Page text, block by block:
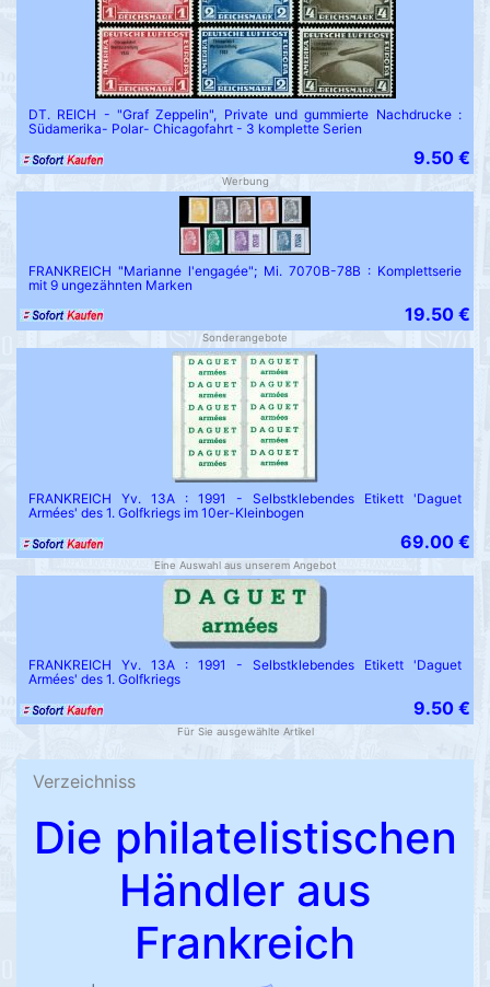
DT. REICH - "Graf Zeppelin", Private und gummierte Nachdrucke :
Südamerika- Polar- Chicagofahrt - 3 komplette Serien
9.50 €
Werbung
FRANKREICH "Marianne l'engagée"; Mi. 7070B-78B : Komplettserie
mit 9 ungezähnten Marken
19.50 €
Sonderangebote
FRANKREICH Yv. 13A : 1991 - Selbstklebendes Etikett 'Daguet
Armées' des 1. Golfkriegs im 10er-Kleinbogen
69.00 €
Eine Auswahl aus unserem Angebot
FRANKREICH Yv. 13A : 1991 - Selbstklebendes Etikett 'Daguet
Armées' des 1. Golfkriegs
9.50 €
Für Sie ausgewählte Artikel
Verzeichniss
Die philatelistischen
Händler aus
Frankreich